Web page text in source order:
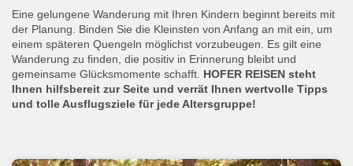
Eine gelungene Wanderung mit Ihren Kindern beginnt bereits mit
der Planung. Binden Sie die Kleinsten von Anfang an mit ein, um
einem späteren Quengeln möglichst vorzubeugen. Es gilt eine
Wanderung zu finden, die positiv in Erinnerung bleibt und
gemeinsame Glücksmomente schafft. HOFER REISEN steht
Ihnen hilfsbereit zur Seite und verrät Ihnen wertvolle Tipps
und tolle Ausflugsziele für jede Altersgruppe!